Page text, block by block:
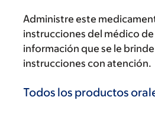
Administre este
instrucciones del médico
información que se le
instrucciones con atención.
Todos los productos